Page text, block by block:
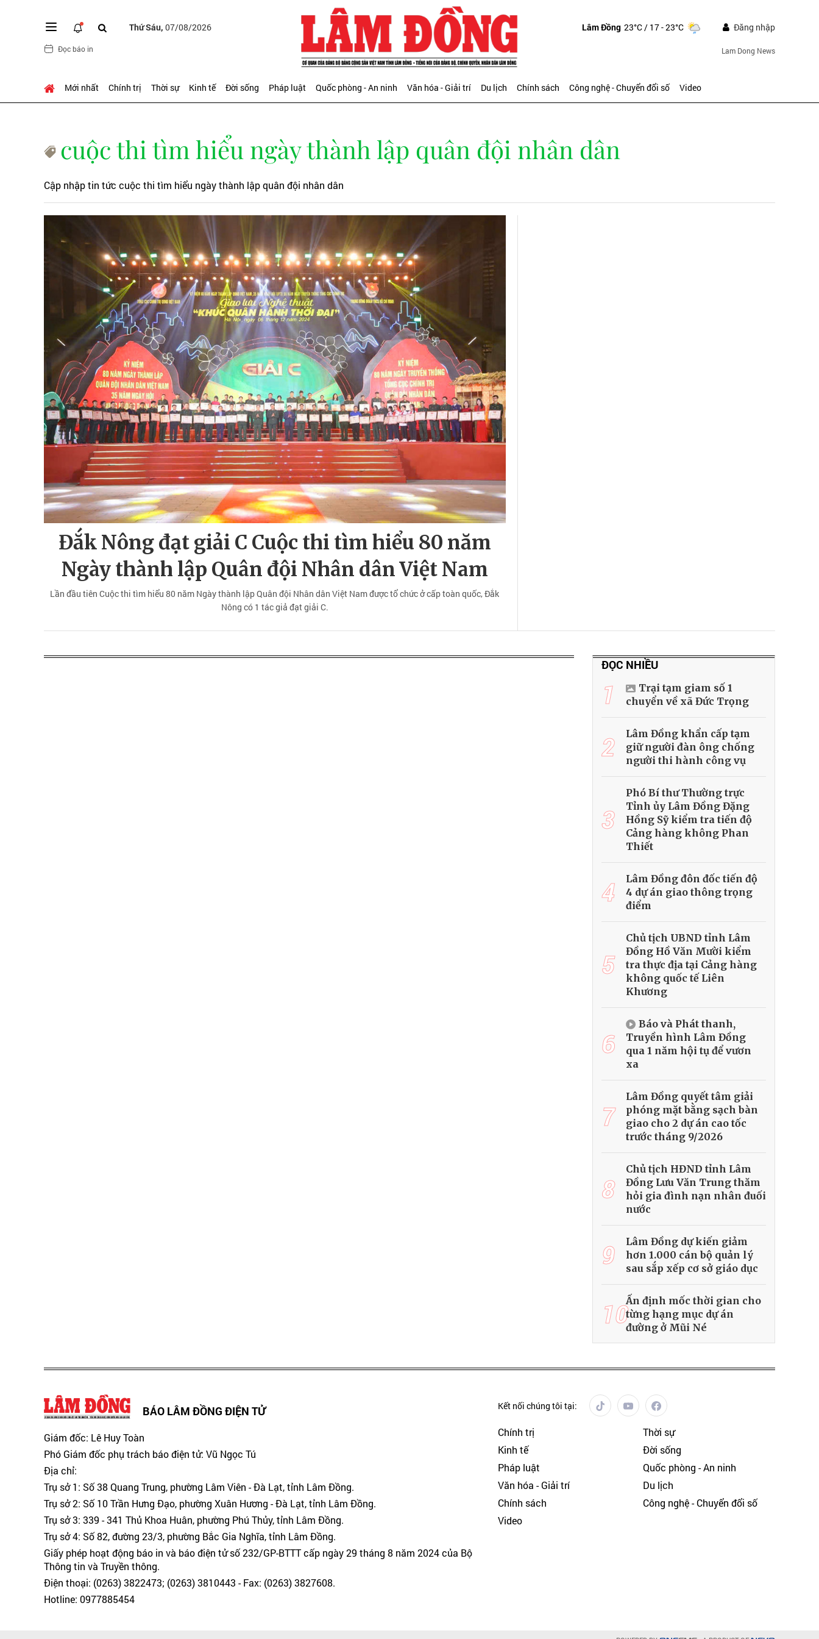
Thứ Sáu, 07/08/2026
Đọc báo in
Lâm Đồng 23°C/ 17 - 23°C Đăng nhập
Lam Dong News
Mới nhất Chính trị Thời sự Kinh tế Đời sống Pháp luật Quốc phòng - An ninh Văn hóa - Giải trí Du lịch Chính sách Công nghệ - Chuyển đổi số Video
cuộc thi tìm hiểu ngày thành lập quân đội nhân dân
Cập nhập tin tức cuộc thi tìm hiểu ngày thành lập quân đội nhân dân
Đắk Nông đạt giải C Cuộc thi tìm hiểu 80 năm
Ngày thành lập Quân đội Nhân dân Việt Nam
Lần đầu tiên Cuộc thi tìm hiểu 80 năm Ngày thành lập Quân đội Nhân dân Việt Nam được tổ chức ở cấp toàn quốc, Đắk
Nông có 1 tác giả đạt giải C.
ĐỌC NHIỀU
1
Trại tạm giam số 1
chuyển về xã Đức Trọng
2
Lâm Đồng khẩn cấp tạm
giữ người đàn ông chống
người thi hành công vụ
3
Phó Bí thư Thường trực
Tỉnh ủy Lâm Đồng Đặng
Hồng Sỹ kiểm tra tiến độ
Cảng hàng không Phan
Thiết
4
Lâm Đồng đôn đốc tiến độ
4 dự án giao thông trọng
điểm
5
Chủ tịch UBND tỉnh Lâm
Đồng Hồ Văn Mười kiểm
tra thực địa tại Cảng hàng
không quốc tế Liên
Khương
6
Báo và Phát thanh,
Truyền hình Lâm Đồng
qua 1 năm hội tụ để vươn
xa
7
Lâm Đồng quyết tâm giải
phóng mặt bằng sạch bàn
giao cho 2 dự án cao tốc
trước tháng 9/2026
8
Chủ tịch HĐND tỉnh Lâm
Đồng Lưu Văn Trung thăm
hỏi gia đình nạn nhân đuối
nước
9
Lâm Đồng dự kiến giảm
hơn 1.000 cán bộ quản lý
sau sắp xếp cơ sở giáo dục
10Ấn định mốc thời gian cho
từng hạng mục dự án
đường ở Mũi Né
BÁO LÂM ĐỒNG ĐIỆN TỬ
Giám đốc: Lê Huy Toàn
Phó Giám đốc phụ trách báo điện tử: Vũ Ngọc Tú
Địa chỉ:
Trụ sở 1: Số 38 Quang Trung, phường Lâm Viên - Đà Lạt, tỉnh Lâm Đồng.
Trụ sở 2: Số 10 Trần Hưng Đạo, phường Xuân Hương - Đà Lạt, tỉnh Lâm Đồng.
Trụ sở 3: 339 - 341 Thủ Khoa Huân, phường Phú Thủy, tỉnh Lâm Đồng.
Trụ sở 4: Số 82, đường 23/3, phường Bắc Gia Nghĩa, tỉnh Lâm Đồng.
Giấy phép hoạt động báo in và báo điện tử số 232/GP-BTTT cấp ngày 29 tháng 8 năm 2024 của Bộ
Thông tin và Truyền thông.
Điện thoại: (0263) 3822473; (0263) 3810443 - Fax: (0263) 3827608.
Hotline: 0977885454
Kết nối chúng tôi tại:
Chính trị
Thời sự
Kinh tế
Đời sống
Pháp luật
Quốc phòng - An ninh
Văn hóa - Giải trí
Du lịch
Chính sách
Công nghệ - Chuyển đổi số
Video